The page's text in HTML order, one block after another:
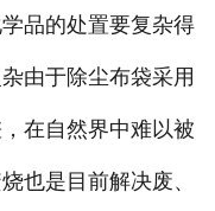
品的处置要复杂得
由于除尘布袋采用
在自然界中难以被
也是目前解决废、